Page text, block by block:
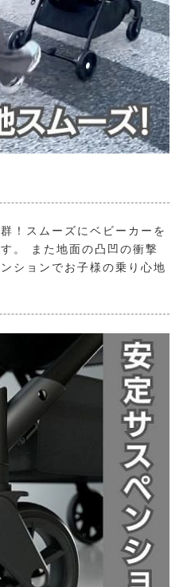
！スムーズにベビーカーを
。 また地面の凸凹の衝撃
ションでお子様の乗り心地